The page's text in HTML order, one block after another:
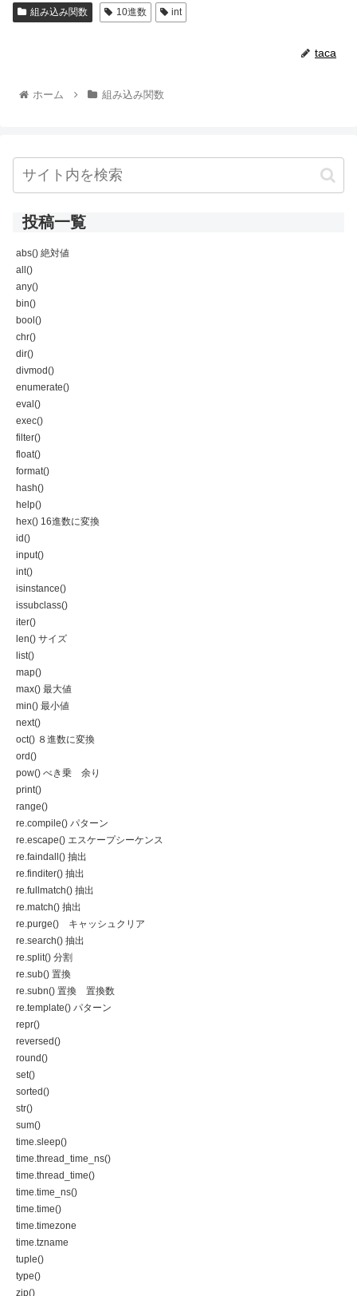
組み込み関数 10進数 int
taca
ホーム 組み込み関数
投稿一覧
abs() 絶対値
all()
any()
bin()
bool()
chr()
dir()
divmod()
enumerate()
eval()
exec()
filter()
float()
format()
hash()
help()
hex() 16進数に変換
id()
input()
int()
isinstance()
issubclass()
iter()
len() サイズ
list()
map()
max() 最大値
min() 最小値
next()
oct() ８進数に変換
ord()
pow() べき乗 余り
print()
range()
re.compile() パターン
re.escape() エスケープシーケンス
re.faindall() 抽出
re.finditer() 抽出
re.fullmatch() 抽出
re.match() 抽出
re.purge() キャッシュクリア
re.search() 抽出
re.split() 分割
re.sub() 置換
re.subn() 置換 置換数
re.template() パターン
repr()
reversed()
round()
set()
sorted()
str()
sum()
time.sleep()
time.thread_time_ns()
time.thread_time()
time.time_ns()
time.time()
time.timezone
time.tzname
tuple()
type()
zip()